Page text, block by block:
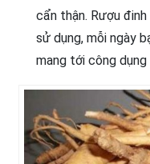
cẩn thận. Rượu
sử dụng, mỗi ngày
mang tới công